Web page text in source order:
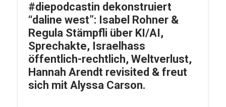
#diepodcastin dekonstruiert
“daline west”: Isabel Rohner &
Regula Stämpfli über KI/AI,
Sprechakte, Israelhass
öffentlich-rechtlich, Weltverlust,
Hannah Arendt revisited & freut
sich mit Alyssa Carson.